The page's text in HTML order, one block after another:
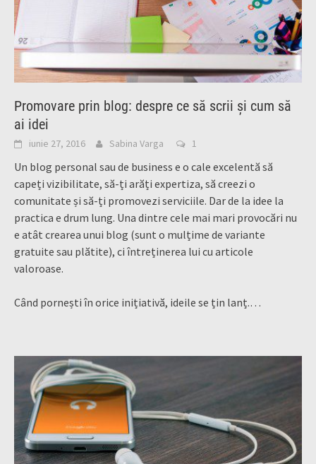
Promovare prin blog: despre ce să scrii și cum să
ai idei
iunie 27, 2016 Sabina Varga 1
Un blog personal sau de business e o cale excelentă să
capeți vizibilitate, să-ți arăți expertiza, să creezi o
comunitate și să-ți promovezi serviciile. Dar de la idee la
practica e drum lung. Una dintre cele mai mari provocări nu
e atât crearea unui blog (sunt o mulțime de variante
gratuite sau plătite), ci întreținerea lui cu articole
valoroase.
Când pornești în orice inițiativă, ideile se țin lanț.…